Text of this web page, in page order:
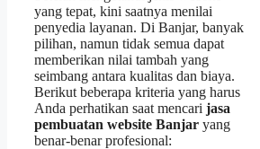
yang tepat, kini saatnya menilai
penyedia layanan. Di Banjar, banyak
pilihan, namun tidak semua dapat
memberikan nilai tambah yang
seimbang antara kualitas dan biaya.
Berikut beberapa kriteria yang harus
Anda perhatikan saat mencari jasa
pembuatan website Banjar yang
benar‑benar profesional: